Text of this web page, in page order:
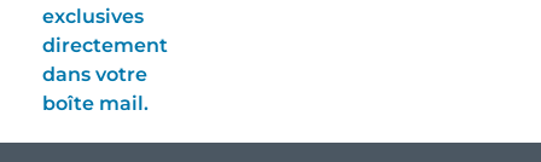
exclusives
directement
dans votre
boîte mail.